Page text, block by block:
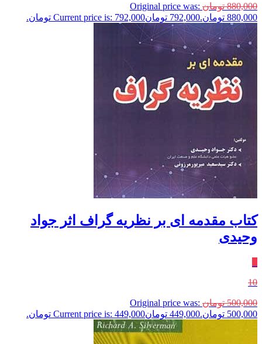
880,000 تومان Original price was:
880,000 تومان.
792,000 تومانCurrent price is: 792,000 تومان.
کتاب مقدمه ای بر نظریه گراف اثر جواد
وحیدی
10
500,000 تومان Original price was:
500,000 تومان.
449,000 تومانCurrent price is: 449,000 تومان.